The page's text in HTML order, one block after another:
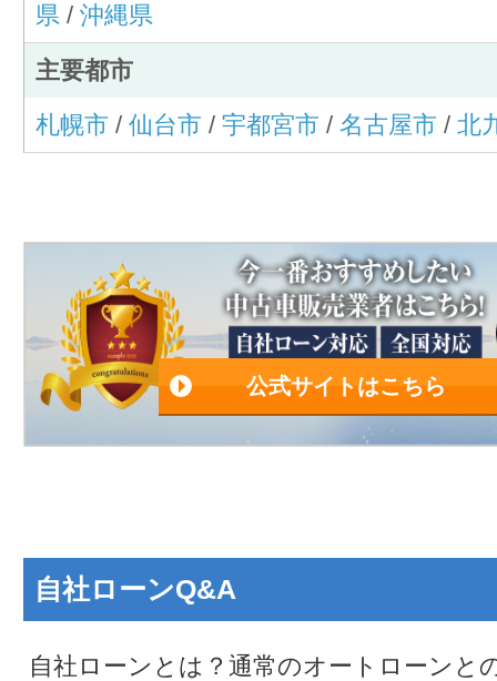
県/ 沖縄県
主要都市
札幌市 / 仙台市 / 宇都宮市 / 名古屋市 / 北
公式サイトはこちら
自社ローンQ&A
自社ローンとは？通常のオートローンと